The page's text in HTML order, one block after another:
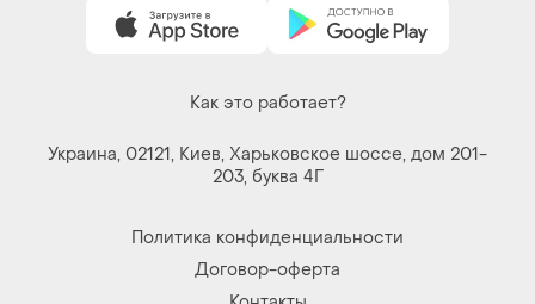
Как это работает?
Украина, 02121, Киев, Харьковское шоссе, дом 201-
203, буква 4Г
Политика конфиденциальности
Договор-оферта